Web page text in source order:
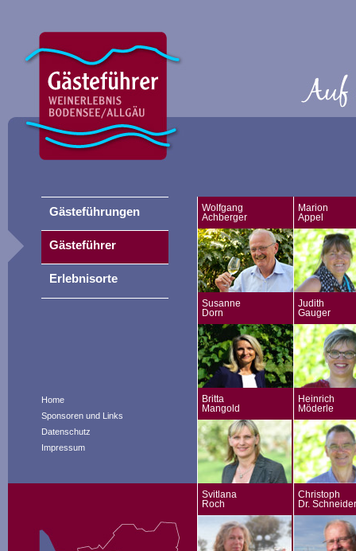
Home
Sponsoren und Links
Datenschutz
Impressum
Wolfgang
Achberger
Marion
Appel
Susanne
Dorn
Judith
Gauger
Britta
Mangold
Heinrich
Möderle
Svitlana
Roch
Christoph
Dr. Schneider
Gästeführungen
Gästeführer
Erlebnisorte